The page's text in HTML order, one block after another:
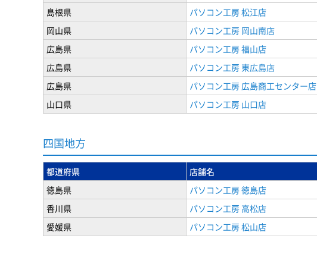
島根県
パソコン工房 松江店
岡山県
パソコン工房 岡山南店
広島県
パソコン工房 福山店
広島県
パソコン工房 東広島店
広島県
パソコン工房 広島商工センター店
山口県
パソコン工房 山口店
四国地方
都道府県 店舗名
徳島県
パソコン工房 徳島店
香川県
パソコン工房 高松店
愛媛県
パソコン工房 松山店